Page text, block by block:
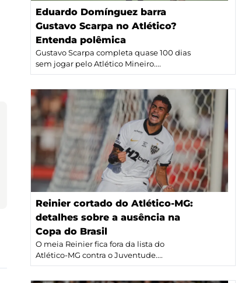
Eduardo Domínguez barra
Gustavo Scarpa no Atlético?
Entenda polêmica
Gustavo Scarpa completa quase 100 dias
sem jogar pelo Atlético Mineiro....
Reinier cortado do Atlético-MG:
detalhes sobre a ausência na
Copa do Brasil
O meia Reinier fica fora da lista do
Atlético-MG contra o Juventude....